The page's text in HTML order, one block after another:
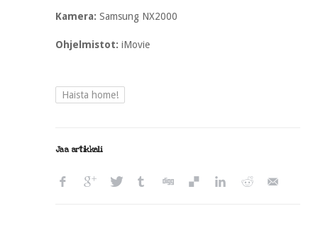
Kamera: Samsung NX2000
Ohjelmistot: iMovie
Haista home!
Jaa artikkeli